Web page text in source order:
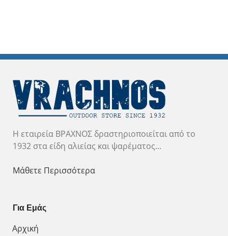
Η εταιρεία ΒΡΑΧΝΟΣ δραστηριοποιείται από το
1932 στα είδη αλιείας και ψαρέματος...
Μάθετε Περισσότερα
Για Εμάς
Αρχική